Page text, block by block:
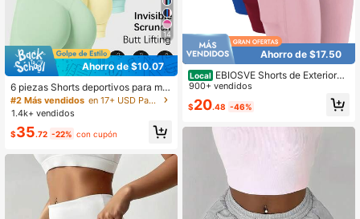
14
Ahorro de $10.07
6 piezas Shorts deportivos para muj
er con control de abdomen y levant
amiento de glúteos para correr, entr
al aire libre, conjunto de fitness par
de doble capa para gimnasio, athlei
#2 Más vendidos
en 17+ USD Pantalones cortos para mujer para exteriores
1.4k+ vendidos
$35.72 -22% con cupón
Ahorro de $17.50
Local EBIOSVE Shorts de Exteriores
de Mujer
900+ vendidos
$20.48 -46%